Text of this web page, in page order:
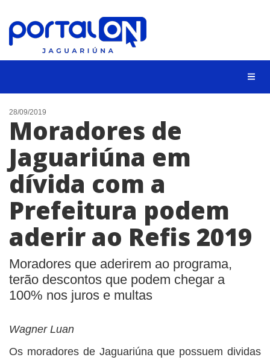
NOTÍCIAS
LISTA DIGITAL
CONTATO
ANUNCIE
BUSCAR
28/09/2019
Moradores de
Jaguariúna em
dívida com a
Prefeitura podem
aderir ao Refis 2019
Moradores que aderirem ao programa,
terão descontos que podem chegar a
100% nos juros e multas
Wagner Luan
Os moradores de Jaguariúna que possuem dividas